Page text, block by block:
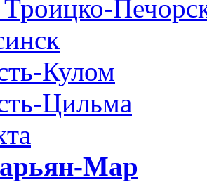
Троицко-
Кулом
Цильма
Мар